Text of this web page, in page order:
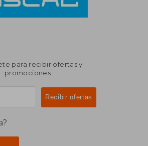
para recibir ofertas y
promociones